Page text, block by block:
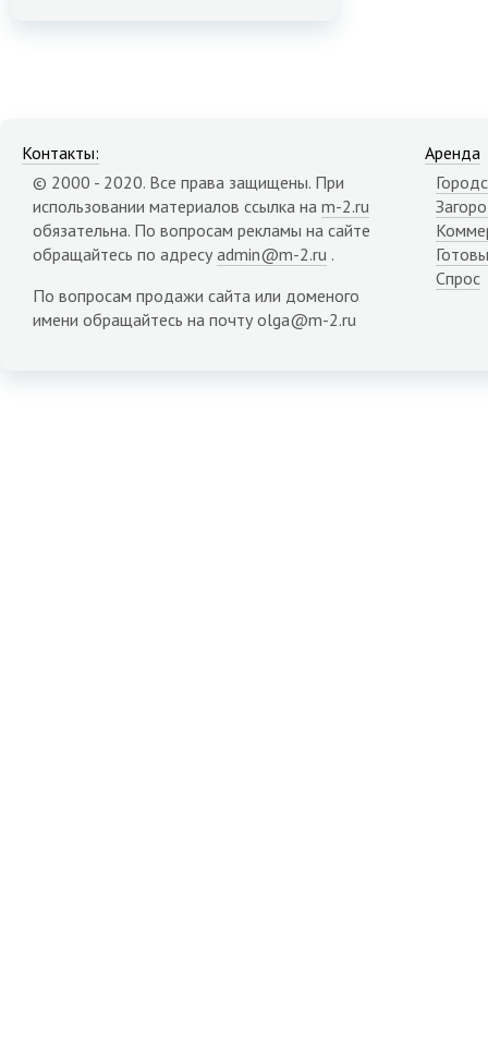
Контакты:
© 2000 - 2020. Все права защищены. При
использовании материалов ссылка на m-2.ru
обязательна. По вопросам рекламы на сайте
обращайтесь по адресу admin@m-2.ru .
По вопросам продажи сайта или доменого
имени обращайтесь на почту olga@m-2.ru
Аренда
Спрос